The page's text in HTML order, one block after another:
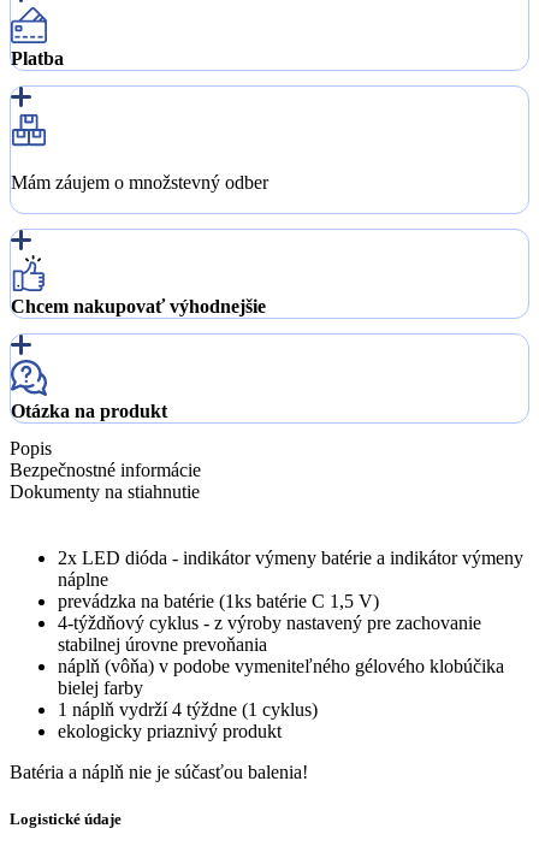
Platba
Mám záujem o množstevný odber
Chcem nakupovať výhodnejšie
Otázka na produkt
Popis
Bezpečnostné informácie
Dokumenty na stiahnutie
2x LED dióda - indikátor výmeny batérie a indikátor výmeny
náplne
prevádzka na batérie (1ks batérie C 1,5 V)
4-týždňový cyklus - z výroby nastavený pre zachovanie
stabilnej úrovne prevoňania
náplň (vôňa) v podobe vymeniteľného gélového klobúčika
bielej farby
1 náplň vydrží 4 týždne (1 cyklus)
ekologicky priaznivý produkt
Batéria a náplň nie je súčasťou balenia!
Logistické údaje